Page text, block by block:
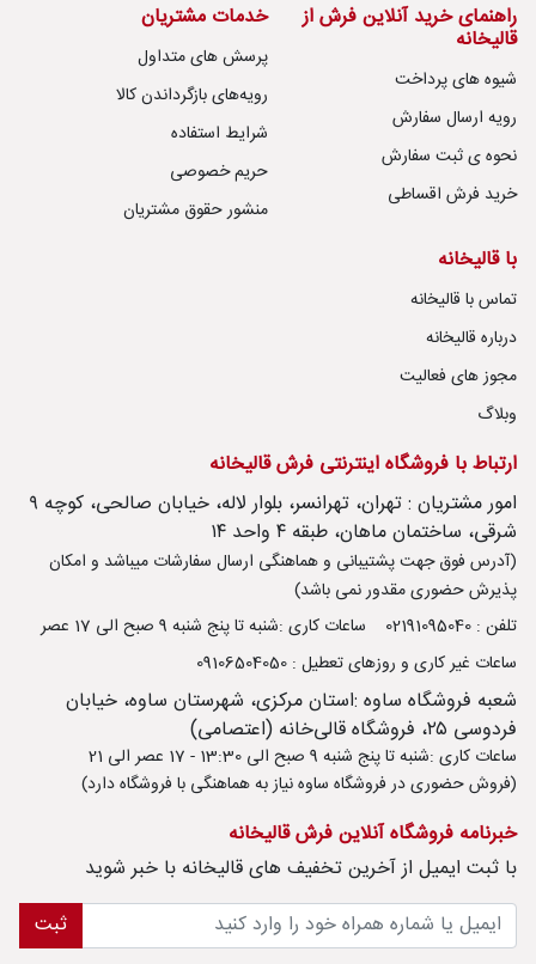
راهنمای خرید آنلاین فرش از
قالیخانه
شیوه های پرداخت
رویه ارسال سفارش
نحوه ی ثبت سفارش
خرید فرش اقساطی
خدمات مشتریان
پرسش های متداول
رویه‌های بازگرداندن کالا
شرایط استفاده
حریم خصوصی
منشور حقوق مشتریان
با قالیخانه
تماس با قالیخانه
درباره قالیخانه
مجوز های فعالیت
وبلاگ
ارتباط با فروشگاه اینترنتی فرش قالیخانه
امور مشتریان : تهران، تهرانسر، بلوار لاله، خیابان صالحی، کوچه ۹
شرقی، ساختمان ماهان، طبقه ۴ واحد ۱۴
(آدرس فوق جهت پشتیبانی و هماهنگی ارسال سفارشات میباشد و امکان
پذیرش حضوری مقدور نمی باشد)
تلفن : 02191095040
ساعات کاری :شنبه تا پنج شنبه 9 صبح الی 17 عصر
ساعات غیر کاری و روزهای تعطیل : 09106504050
شعبه فروشگاه ساوه :استان مرکزی، شهرستان ساوه، خیابان
فردوسی ۲۵، فروشگاه قالی‌خانه (اعتصامی)
ساعات کاری :شنبه تا پنج شنبه 9 صبح الی 13:30 - 17 عصر الی 21
(فروش حضوری در فروشگاه ساوه نیاز به هماهنگی با فروشگاه دارد)
خبرنامه فروشگاه آنلاین فرش قالیخانه
با ثبت ايميل از آخرین تخفیف های قالیخانه با خبر شوید
ثبت